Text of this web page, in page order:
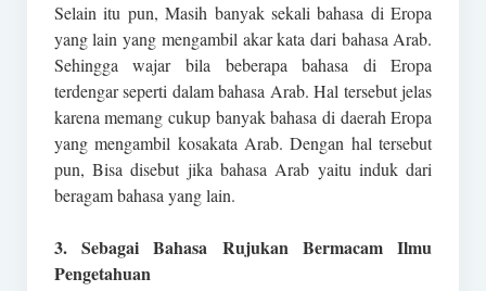
Selain itu pun, Masih banyak sekali bahasa di Eropa
yang lain yang mengambil akar kata dari bahasa Arab.
Sehingga wajar bila beberapa bahasa di Eropa
terdengar seperti dalam bahasa Arab. Hal tersebut jelas
karena memang cukup banyak bahasa di daerah Eropa
yang mengambil kosakata Arab. Dengan hal tersebut
pun, Bisa disebut jika bahasa Arab yaitu induk dari
beragam bahasa yang lain.
3. Sebagai Bahasa Rujukan Bermacam Ilmu
Pengetahuan